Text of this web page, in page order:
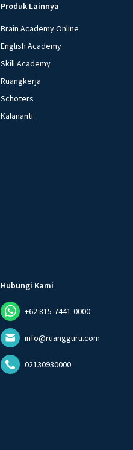
Produk Lainnya
Brain Academy Online
English Academy
Skill Academy
Ruangkerja
Schoters
Kalananti
Hubungi Kami
+62 815-7441-0000
info@ruangguru.com
02130930000